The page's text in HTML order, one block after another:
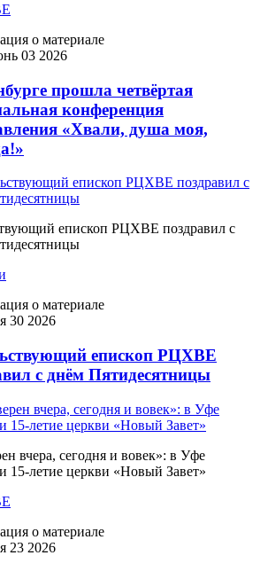
о материале
03 2026
прошла четвёртая
конференция
«Хвали, душа моя,
епископ РЦХВЕ поздравил с
о материале
30 2026
епископ РЦХВЕ
с днём Пятидесятницы
вчера, сегодня и вовек»: в Уфе
15-летие церкви «Новый Завет»
о материале
23 2026